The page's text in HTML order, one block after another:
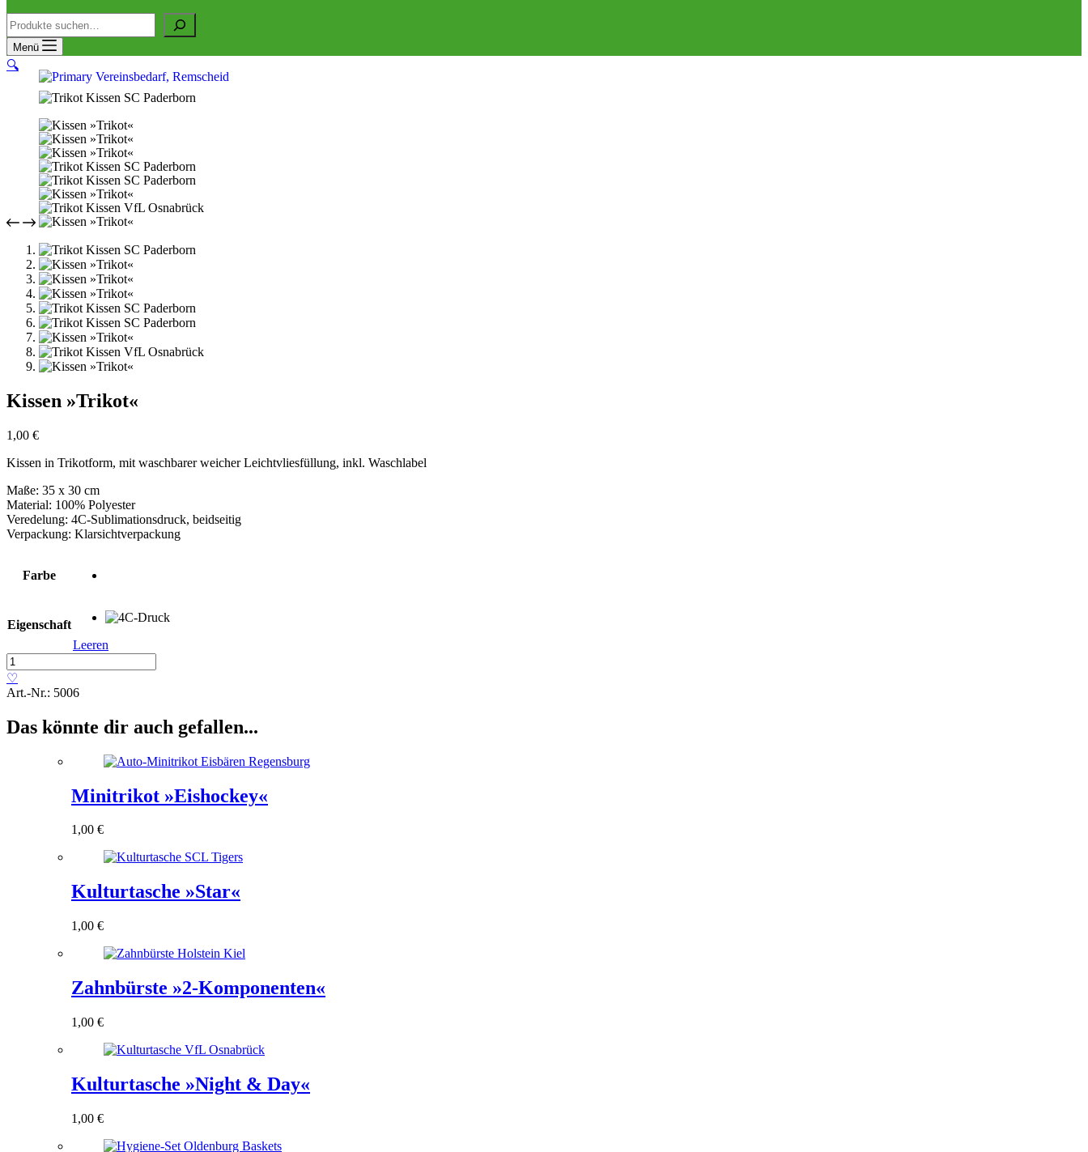
Suche
Menü
🔍
Kissen »Trikot«
1,00 €
Kissen in Trikotform, mit waschbarer weicher Leichtvliesfüllung, inkl. Waschlabel
Maße: 35 x 30 cm
Material: 100% Polyester
Veredelung: 4C-Sublimationsdruck, beidseitig
Verpackung: Klarsichtverpackung
Farbe
Eigenschaft
Leeren
Kissen
»Trikot«
Menge
♡
Art.-Nr.: 5006
Das könnte dir auch gefallen...
Minitrikot »Eishockey«
1,00 €
Kulturtasche »Star«
1,00 €
Zahnbürste »2-Komponenten«
1,00 €
Kulturtasche »Night & Day«
1,00 €